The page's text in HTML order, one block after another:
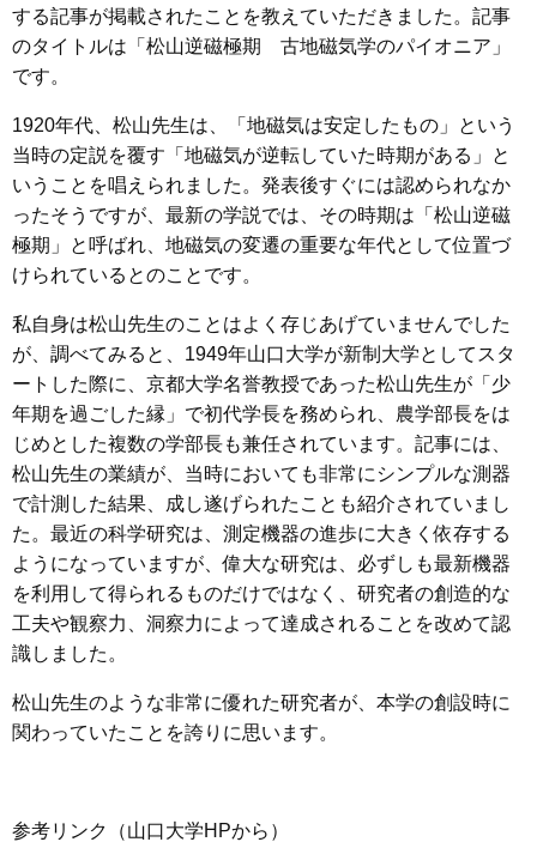
する記事が掲載されたことを教えていただきました。記事
のタイトルは「松山逆磁極期 古地磁気学のパイオニア」
です。
1920年代、松山先生は、「地磁気は安定したもの」という
当時の定説を覆す「地磁気が逆転していた時期がある」と
いうことを唱えられました。発表後すぐには認められなか
ったそうですが、最新の学説では、その時期は「松山逆磁
極期」と呼ばれ、地磁気の変遷の重要な年代として位置づ
けられているとのことです。
私自身は松山先生のことはよく存じあげていませんでした
が、調べてみると、1949年山口大学が新制大学としてスタ
ートした際に、京都大学名誉教授であった松山先生が「少
年期を過ごした縁」で初代学長を務められ、農学部長をは
じめとした複数の学部長も兼任されています。記事には、
松山先生の業績が、当時においても非常にシンプルな測器
で計測した結果、成し遂げられたことも紹介されていまし
た。最近の科学研究は、測定機器の進歩に大きく依存する
ようになっていますが、偉大な研究は、必ずしも最新機器
を利用して得られるものだけではなく、研究者の創造的な
工夫や観察力、洞察力によって達成されることを改めて認
識しました。
松山先生のような非常に優れた研究者が、本学の創設時に
関わっていたことを誇りに思います。
参考リンク（山口大学HPから）